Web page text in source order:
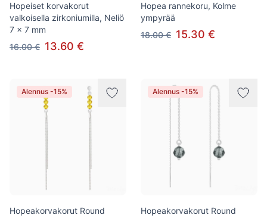
Hopeiset korvakorut
valkoisella zirkoniumilla, Neliö
7 x 7 mm
16.00 € 13.60 €
Hopea rannekoru, Kolme
ympyrää
18.00 € 15.30 €
Alennus -15%
Hopeakorvakorut Round
Alennus -15%
Hopeakorvakorut Round